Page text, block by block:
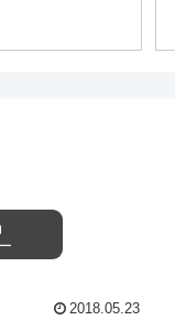
2018.05.23